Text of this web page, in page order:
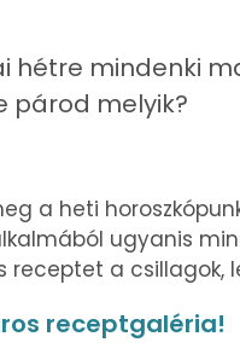
hétre mindenki
párod melyik?
a heti
ugyanis
a csillagok,
receptgaléria!